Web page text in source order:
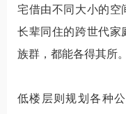
宅借由不同大小的空
长辈同住的跨世代家
族群，都能各得其所。
低楼层则规划各种